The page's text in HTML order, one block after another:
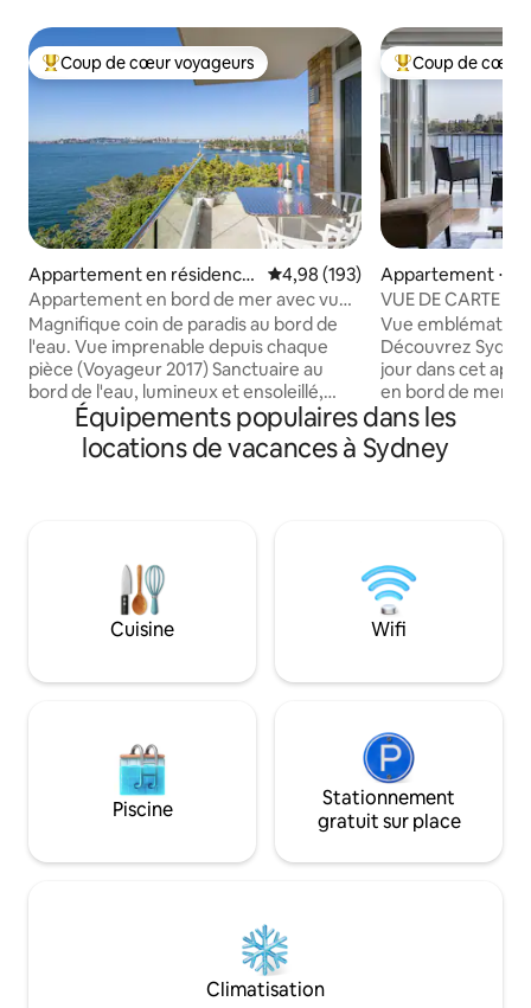
Coups de cœur voyageurs les plus appréciés
Coup de cœur voyageurs
Appartement en résidence
⋅ Mosman
Évaluation moyenne sur la
4,98 (193)
Appartement en bord de mer avec vue
panoramique imprenable
Magnifique coin de paradis au bord de
l'eau. Vue imprenable depuis chaque
pièce (Voyageur 2017) Sanctuaire au
bord de l'eau, lumineux et ensoleillé,
idyllique. Bureau à domicile séparé Tout
le linge de maison et le logement sont
nettoyés par des professionnels. Balcon
voiture 1,7 mètre Bus et ferry à
proximité Feux d'artifice souvent vus,
spectaculaires le soir du Nouvel An et le
jour de l'Australie. Paisible le jour,
– vous ne voudrez pas partir !
Coups de cœur
Coup de cœur
Appartement ⋅
VUE DE CARTE
EMBLÉMATIQUE
L'OPÉRA DE
Vue
Découvrez
jour dans cet
en bord de mer
imprenable sur
Bridge. Magnifiquement meublé, cuisine
moderne, salon
Disponible
calendrier Airbnb. Stationnement : limité
à 2 heures. Pas
avec voiture. Réveillon du Nouvel An -
Équipements populaires dans les
locations de vacances à Sydney
Cuisine Wifi
Piscine
Stationnement
gratuit sur place
Climatisation